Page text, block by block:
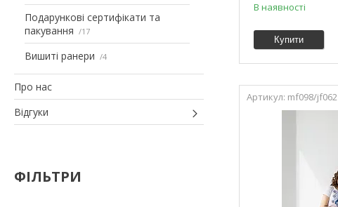
Подарункові сертифікати та
пакування
17
Вишиті ранери 4
Про нас
Відгуки
ФІЛЬТРИ
В наявності
Купити
mf098/jf062